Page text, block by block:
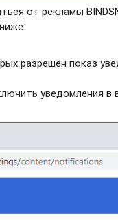
от рекламы
разрешен показ
уведомления в